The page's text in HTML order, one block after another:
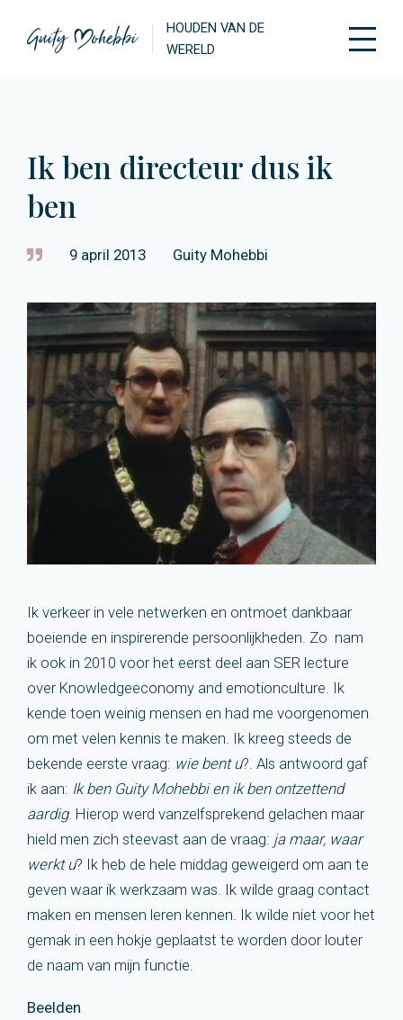
HOUDEN VAN DE
WERELD
Ik ben directeur dus ik
ben
9 april 2013 Guity Mohebbi
Ik verkeer in vele netwerken en ontmoet dankbaar
boeiende en inspirerende persoonlijkheden. Zo nam
ik ook in 2010 voor het eerst deel aan SER lecture
over Knowledgeeconomy and emotionculture. Ik
kende toen weinig mensen en had me voorgenomen
om met velen kennis te maken. Ik kreeg steeds de
bekende eerste vraag: wie bent u?. Als antwoord gaf
ik aan: Ik ben Guity Mohebbi en ik ben ontzettend
aardig. Hierop werd vanzelfsprekend gelachen maar
hield men zich steevast aan de vraag: ja maar, waar
werkt u? Ik heb de hele middag geweigerd om aan te
geven waar ik werkzaam was. Ik wilde graag contact
maken en mensen leren kennen. Ik wilde niet voor het
gemak in een hokje geplaatst te worden door louter
de naam van mijn functie.
Beelden